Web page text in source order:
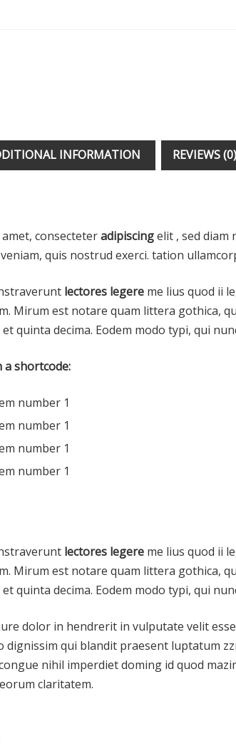
INFORMATION REVIEWS (0)
consecteteradipiscingelit , sed
quis nostrud exerci. tation
lectores legere me lius quod ii
Mirum est notare quam littera gothica,
et quinta decima. Eodem modo typi, qui
a shortcode:
number 1
number 1
number 1
number 1
lectores legere me lius quod ii
Mirum est notare quam littera gothica,
et quinta decima. Eodem modo typi, qui
dolor in hendrerit in vulputate velit
dignissim qui blandit praesent luptatum
nihil imperdiet doming id quod
claritatem.